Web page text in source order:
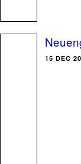
15 DEC